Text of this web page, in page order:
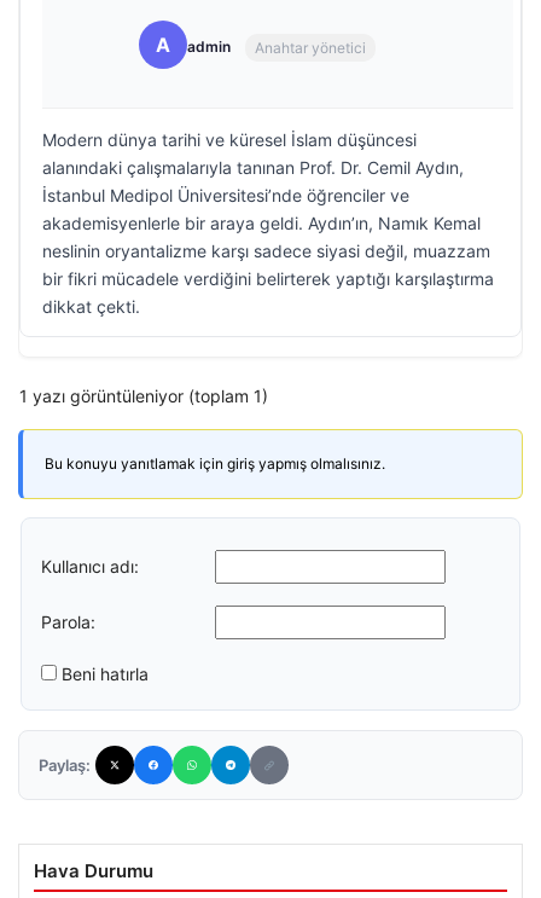
A admin Anahtar yönetici
Modern dünya tarihi ve küresel İslam düşüncesi
alanındaki çalışmalarıyla tanınan Prof. Dr. Cemil Aydın,
İstanbul Medipol Üniversitesi’nde öğrenciler ve
akademisyenlerle bir araya geldi. Aydın’ın, Namık Kemal
neslinin oryantalizme karşı sadece siyasi değil, muazzam
bir fikri mücadele verdiğini belirterek yaptığı karşılaştırma
dikkat çekti.
1 yazı görüntüleniyor (toplam 1)
Bu konuyu yanıtlamak için giriş yapmış olmalısınız.
Kullanıcı adı:
Parola:
Beni hatırla
Paylaş:
Hava Durumu